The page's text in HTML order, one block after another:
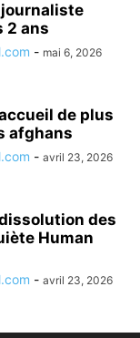
journaliste
2 ans
- mai 6, 2026
de plus
afghans
- avril 23, 2026
des
Human
- avril 23, 2026